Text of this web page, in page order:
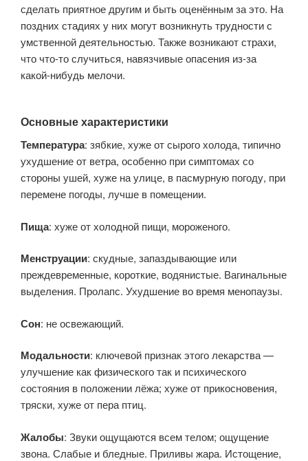
сделать приятное другим и быть оценённым за это. На
поздних стадиях у них могут возникнуть трудности с
умственной деятельностью. Также возникают страхи,
что что-то случиться, навязчивые опасения из-за
какой-нибудь мелочи.
Основные характеристики
Температура: зябкие, хуже от сырого холода, типично
ухудшение от ветра, особенно при симптомах со
стороны ушей, хуже на улице, в пасмурную погоду, при
перемене погоды, лучше в помещении.
Пища: хуже от холодной пищи, мороженого.
Менструации: скудные, запаздывающие или
преждевременные, короткие, водянистые. Вагинальные
выделения. Пролапс. Ухудшение во время менопаузы.
Сон: не освежающий.
Модальности: ключевой признак этого лекарства —
улучшение как физического так и психического
состояния в положении лёжа; хуже от прикосновения,
тряски, хуже от пера птиц.
Жалобы: Звуки ощущаются всем телом; ощущение
звона. Слабые и бледные. Приливы жара. Истощение,